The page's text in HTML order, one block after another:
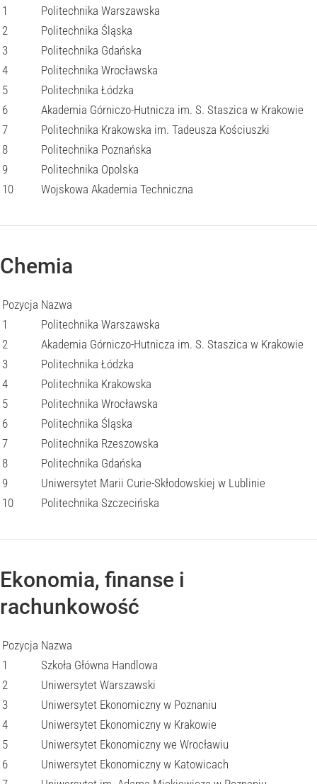
1
Politechnika Warszawska
2
Politechnika Śląska
3
Politechnika Gdańska
4
Politechnika Wrocławska
5
Politechnika Łódzka
6
Akademia Górniczo-Hutnicza im. S. Staszica w Krakowie
7
Politechnika Krakowska im. Tadeusza Kościuszki
8
Politechnika Poznańska
9
Politechnika Opolska
10
Wojskowa Akademia Techniczna
Chemia
Pozycja Nazwa
1
Politechnika Warszawska
2
Akademia Górniczo-Hutnicza im. S. Staszica w Krakowie
3
Politechnika Łódzka
4
Politechnika Krakowska
5
Politechnika Wrocławska
6
Politechnika Śląska
7
Politechnika Rzeszowska
8
Politechnika Gdańska
9
Uniwersytet Marii Curie-Skłodowskiej w Lublinie
10
Politechnika Szczecińska
Ekonomia, finanse i
rachunkowość
Pozycja Nazwa
1
Szkoła Główna Handlowa
2
Uniwersytet Warszawski
3
Uniwersytet Ekonomiczny w Poznaniu
4
Uniwersytet Ekonomiczny w Krakowie
5
Uniwersytet Ekonomiczny we Wrocławiu
6
Uniwersytet Ekonomiczny w Katowicach